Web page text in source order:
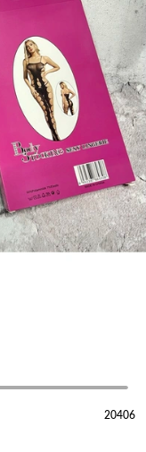
20406